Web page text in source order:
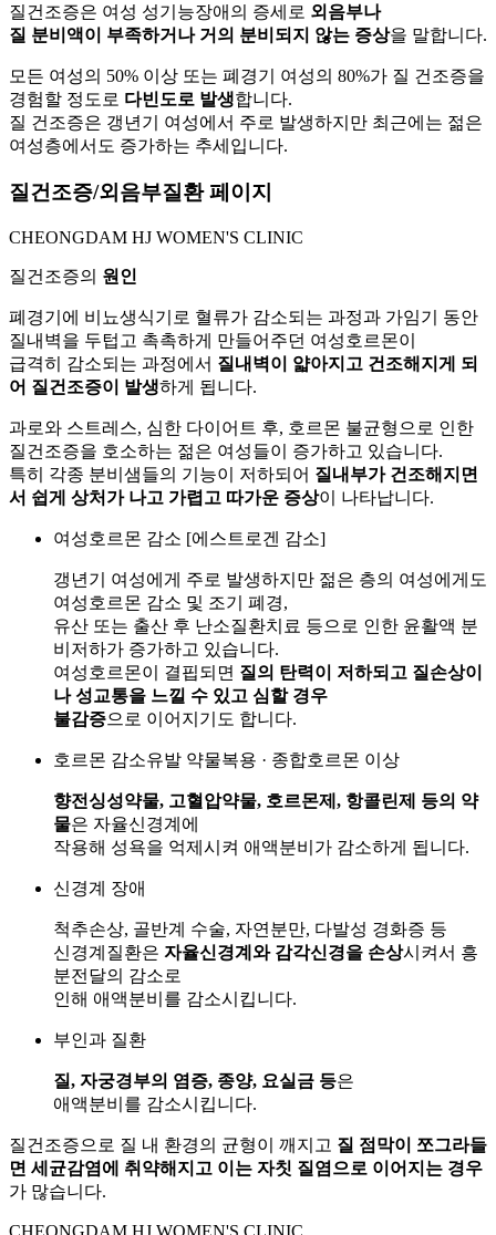
질건조증은 여성 성기능장애의 증세로 외음부나
질 분비액이 부족하거나 거의 분비되지 않는 증상을 말합니다.
모든 여성의 50% 이상 또는 폐경기 여성의 80%가 질 건조증을
경험할 정도로 다빈도로 발생합니다.
질 건조증은 갱년기 여성에서 주로 발생하지만 최근에는 젊은
여성층에서도 증가하는 추세입니다.
질건조증/외음부질환 페이지
CHEONGDAM HJ WOMEN'S CLINIC
질건조증의 원인
폐경기에 비뇨생식기로 혈류가 감소되는 과정과 가임기 동안
질내벽을 두텁고 촉촉하게 만들어주던 여성호르몬이
급격히 감소되는 과정에서 질내벽이 얇아지고 건조해지게 되
어 질건조증이 발생하게 됩니다.
과로와 스트레스, 심한 다이어트 후, 호르몬 불균형으로 인한
질건조증을 호소하는 젊은 여성들이 증가하고 있습니다.
특히 각종 분비샘들의 기능이 저하되어 질내부가 건조해지면
서 쉽게 상처가 나고 가렵고 따가운 증상이 나타납니다.
여성호르몬 감소 [에스트로겐 감소]
갱년기 여성에게 주로 발생하지만 젊은 층의 여성에게도
여성호르몬 감소 및 조기 폐경,
유산 또는 출산 후 난소질환치료 등으로 인한 윤활액 분
비저하가 증가하고 있습니다.
여성호르몬이 결핍되면 질의 탄력이 저하되고 질손상이
나 성교통을 느낄 수 있고 심할 경우
불감증으로 이어지기도 합니다.
호르몬 감소유발 약물복용 · 종합호르몬 이상
향전싱성약물, 고혈압약물, 호르몬제, 항콜린제 등의 약
물은 자율신경계에
작용해 성욕을 억제시켜 애액분비가 감소하게 됩니다.
신경계 장애
척추손상, 골반계 수술, 자연분만, 다발성 경화증 등
신경계질환은 자율신경계와 감각신경을 손상시켜서 흥
분전달의 감소로
인해 애액분비를 감소시킵니다.
부인과 질환
질, 자궁경부의 염증, 종양, 요실금 등은
애액분비를 감소시킵니다.
질건조증으로 질 내 환경의 균형이 깨지고 질 점막이 쪼그라들
면 세균감염에 취약해지고 이는 자칫 질염으로 이어지는 경우
가 많습니다.